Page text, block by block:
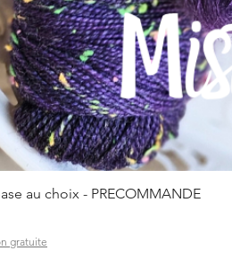
au choix - PRECOMMANDE
gratuite